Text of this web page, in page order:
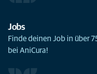
Jobs
Finde deinen Job in über
bei AniCura!